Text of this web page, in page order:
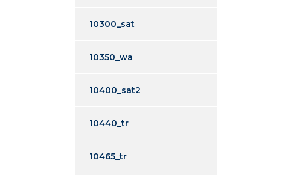
10300_sat
10350_wa
10400_sat2
10440_tr
10465_tr